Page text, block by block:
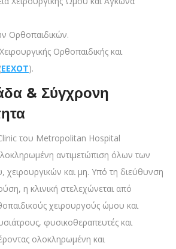
Ορθοπαιδικών.
Ορθοπαιδικής και
ΕΕΧΟΤ).
& Σύγχρονη
του Metropolitan Hospital
αντιμετώπιση όλων των
και μη. Υπό τη διεύθυνση
η κλινική στελεχώνεται από
χειρουργούς ώμου και
φυσικοθεραπευτές και
ολοκληρωμένη και